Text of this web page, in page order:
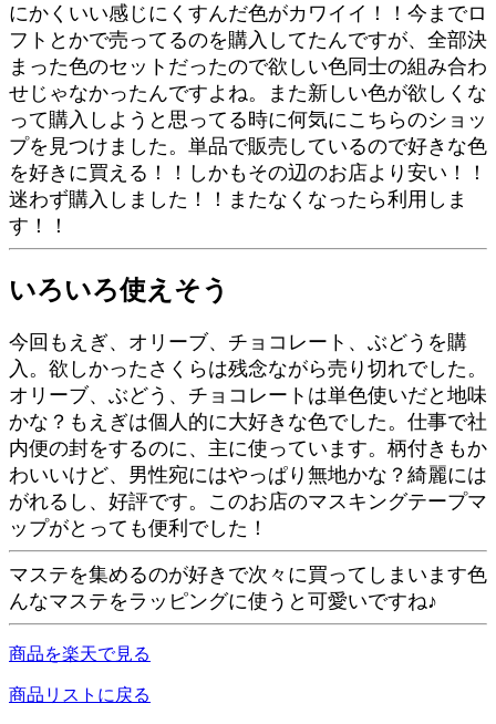
にかくいい感じにくすんだ色がカワイイ！！今までロ
フトとかで売ってるのを購入してたんですが、全部決
まった色のセットだったので欲しい色同士の組み合わ
せじゃなかったんですよね。また新しい色が欲しくな
って購入しようと思ってる時に何気にこちらのショッ
プを見つけました。単品で販売しているので好きな色
を好きに買える！！しかもその辺のお店より安い！！
迷わず購入しました！！またなくなったら利用しま
す！！
いろいろ使えそう
今回もえぎ、オリーブ、チョコレート、ぶどうを購
入。欲しかったさくらは残念ながら売り切れでした。
オリーブ、ぶどう、チョコレートは単色使いだと地味
かな？もえぎは個人的に大好きな色でした。仕事で社
内便の封をするのに、主に使っています。柄付きもか
わいいけど、男性宛にはやっぱり無地かな？綺麗には
がれるし、好評です。このお店のマスキングテープマ
ップがとっても便利でした！
マステを集めるのが好きで次々に買ってしまいます色
んなマステをラッピングに使うと可愛いですね♪
商品を楽天で見る
商品リストに戻る